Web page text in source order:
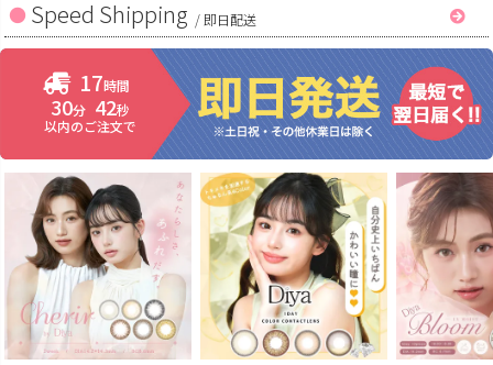
Speed Shipping / 即日配送
17時間
30分 41秒
以内のご注文で